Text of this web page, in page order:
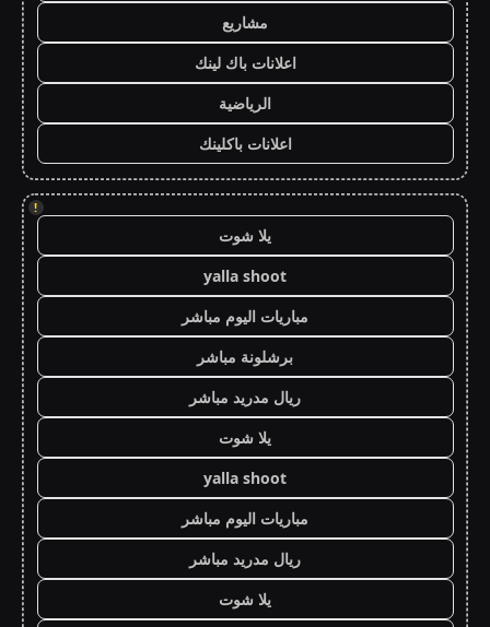
مشاريع
اعلانات باك لينك
الرياضية
اعلانات باكلينك
!
يلا شوت
yalla shoot
مباريات اليوم مباشر
برشلونة مباشر
ريال مدريد مباشر
يلا شوت
yalla shoot
مباريات اليوم مباشر
ريال مدريد مباشر
يلا شوت